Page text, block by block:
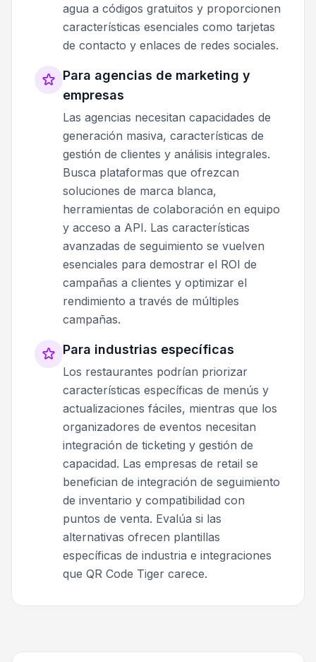
agua a códigos gratuitos y proporcionen
características esenciales como tarjetas
de contacto y enlaces de redes sociales.
Para agencias de marketing y
empresas
Las agencias necesitan capacidades de
generación masiva, características de
gestión de clientes y análisis integrales.
Busca plataformas que ofrezcan
soluciones de marca blanca,
herramientas de colaboración en equipo
y acceso a API. Las características
avanzadas de seguimiento se vuelven
esenciales para demostrar el ROI de
campañas a clientes y optimizar el
rendimiento a través de múltiples
campañas.
Para industrias específicas
Los restaurantes podrían priorizar
características específicas de menús y
actualizaciones fáciles, mientras que los
organizadores de eventos necesitan
integración de ticketing y gestión de
capacidad. Las empresas de retail se
benefician de integración de seguimiento
de inventario y compatibilidad con
puntos de venta. Evalúa si las
alternativas ofrecen plantillas
específicas de industria e integraciones
que QR Code Tiger carece.